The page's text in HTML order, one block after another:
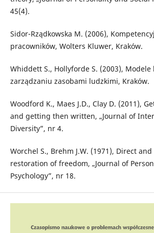
45(4).
Sidor-Rządkowska M. (2006),
pracowników, Wolters Kluwer, Kraków.
Whiddett S., Hollyforde S. (2003),
zarządzaniu zasobami ludzkimi, Kraków.
Woodford K., Maes J.D., Clay D. (2011),
and getting then written, „Journal of
Diversity”, nr 4.
Worchel S., Brehm J.W. (1971), Direct
restoration of freedom, „Journal of
Psychology”, nr 18.